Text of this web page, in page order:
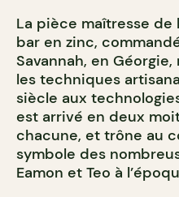
La pièce maîtresse de
bar en zinc,
Savannah, en
les techniques
siècle aux
est arrivé en deux
chacune, et trône au
symbole des
Eamon et Teo à